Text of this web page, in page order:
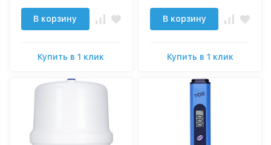
В корзину
Купить в 1 клик
В корзину
Купить в 1 клик